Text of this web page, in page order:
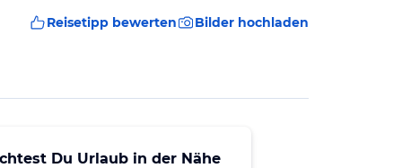
Reisetipp bewerten Bilder hochladen
Du Urlaub in der Nähe